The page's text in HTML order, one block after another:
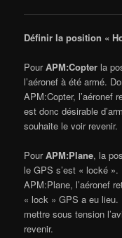
Définir la position «
PourAPM:Copter la
l’aéronef à été armé.
APM:Copter, l’aéronef
est donc désirable
souhaite le voir revenir.
PourAPM:Plane, la
le GPS s’est « locké
APM:Plane, l’aéronef
« lock » GPS a eu
mettre sous tension
revenir.